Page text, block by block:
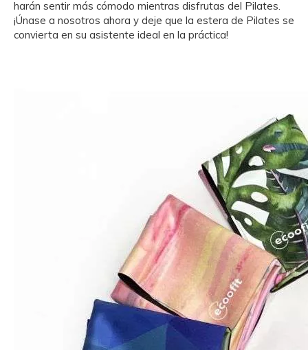
harán sentir más cómodo mientras disfrutas del Pilates.
¡Únase a nosotros ahora y deje que la estera de Pilates se
convierta en su asistente ideal en la práctica!